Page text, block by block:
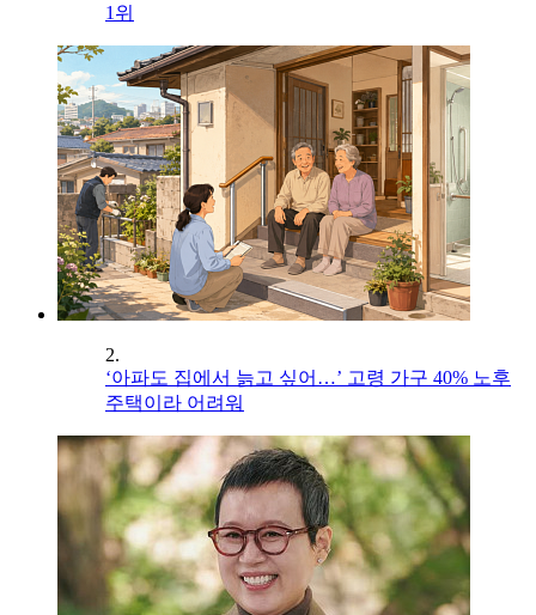
1위
2.
‘아파도 집에서 늙고 싶어…’ 고령 가구 40% 노후
주택이라 어려워